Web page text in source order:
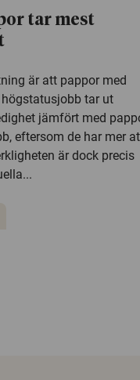
tar mest
är att pappor med
tar ut
jämfört med
eftersom de har mer
är dock precis